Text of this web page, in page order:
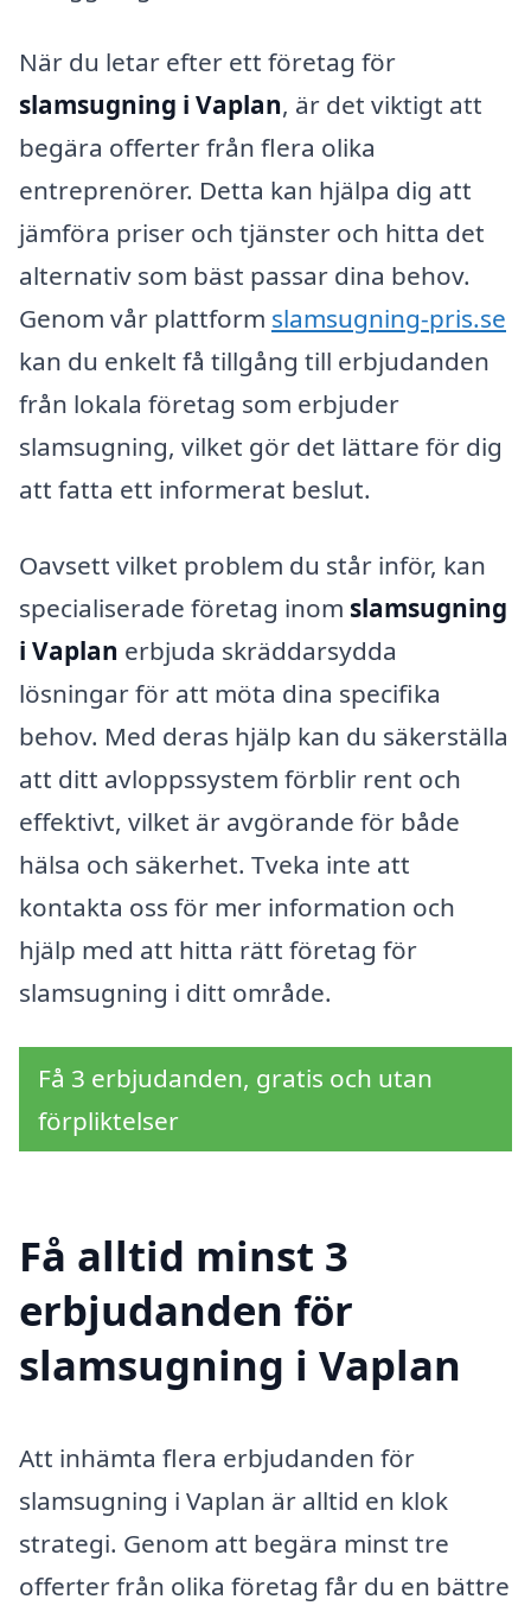
När du letar efter ett företag för
slamsugning i Vaplan, är det viktigt att
begära offerter från flera olika
entreprenörer. Detta kan hjälpa dig att
jämföra priser och tjänster och hitta det
alternativ som bäst passar dina behov.
Genom vår plattform slamsugning-pris.se
kan du enkelt få tillgång till erbjudanden
från lokala företag som erbjuder
slamsugning, vilket gör det lättare för dig
att fatta ett informerat beslut.
Oavsett vilket problem du står inför, kan
specialiserade företag inom slamsugning
i Vaplan erbjuda skräddarsydda
lösningar för att möta dina specifika
behov. Med deras hjälp kan du säkerställa
att ditt avloppssystem förblir rent och
effektivt, vilket är avgörande för både
hälsa och säkerhet. Tveka inte att
kontakta oss för mer information och
hjälp med att hitta rätt företag för
slamsugning i ditt område.
Få 3 erbjudanden, gratis och utan
förpliktelser
Få alltid minst 3
erbjudanden för
slamsugning i Vaplan
Att inhämta flera erbjudanden för
slamsugning i Vaplan är alltid en klok
strategi. Genom att begära minst tre
offerter från olika företag får du en bättre